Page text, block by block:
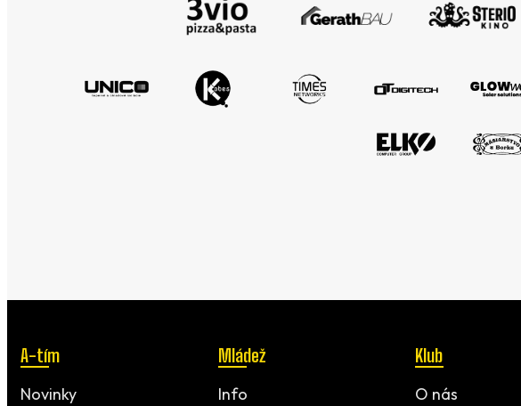
A-tím
Novinky
Mládež
Info
Klub
O nás